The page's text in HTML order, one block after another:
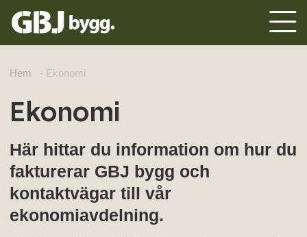
Hem - Ekonomi
Ekonomi
Här hittar du information om hur du
fakturerar GBJ bygg och
kontaktvägar till vår
ekonomiavdelning.